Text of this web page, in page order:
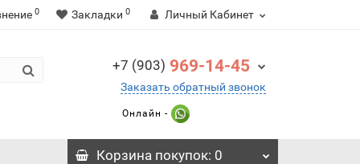
0 Закладки 0 Личный Кабинет
+7 (903) 969-14-45
Заказать обратный звонок
Онлайн -
Корзинапокупок: 0